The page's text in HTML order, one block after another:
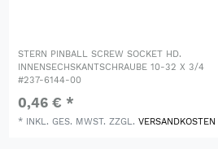
STERN PINBALL SCREW SOCKET HD.
INNENSECHSKANTSCHRAUBE 10-32 X 3/4
#237-6144-00
0,46 € *
* INKL. GES. MWST. ZZGL.VERSANDKOSTEN